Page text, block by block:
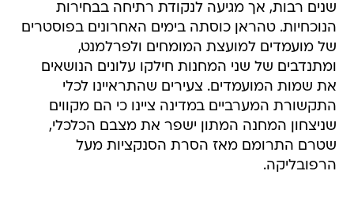
שנים רבות, אך מגיעה לנקודת רתיחה בבחירות
הנוכחיות. טהראן כוסתה בימים האחרונים בפוסטרים
של מועמדים למועצת המומחים ולפרלמנט,
ומתנדבים של שני המחנות חילקו עלונים הנושאים
את שמות המועמדים. צעירים שהתראיינו לכלי
התקשורת המערביים במדינה ציינו כי הם מקווים
שניצחון המחנה המתון ישפר את מצבם הכלכלי,
שטרם התרומם מאז הסרת הסנקציות מעל
הרפובליקה.